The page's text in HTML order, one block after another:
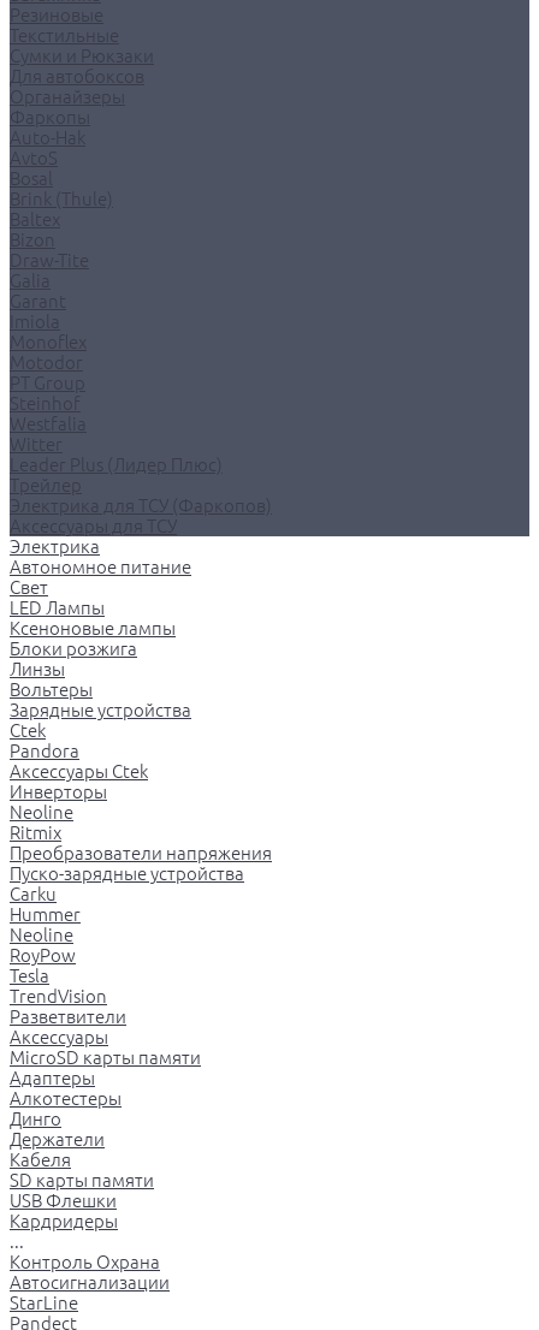
Резиновые
Текстильные
Сумки и Рюкзаки
Для автобоксов
Органайзеры
Фаркопы
Auto-Hak
AvtoS
Bosal
Brink (Thule)
Baltex
Bizon
Draw-Tite
Galia
Garant
Imiola
Monoflex
Motodor
PT Group
Steinhof
Westfalia
Witter
Leader Plus (Лидер Плюс)
Трейлер
Электрика для ТСУ (Фаркопов)
Аксессуары для ТСУ
Электрика
Автономное питание
Свет
LED Лампы
Ксеноновые лампы
Блоки розжига
Линзы
Вольтеры
Зарядные устройства
Ctek
Pandora
Аксессуары Ctek
Инверторы
Neoline
Ritmix
Преобразователи напряжения
Пуско-зарядные устройства
Carku
Hummer
Neoline
RoyPow
Tesla
TrendVision
Разветвители
Аксессуары
MicroSD карты памяти
Адаптеры
Алкотестеры
Динго
Держатели
Кабеля
SD карты памяти
USB Флешки
Кардридеры
...
Контроль Охрана
Автосигнализации
StarLine
Pandect